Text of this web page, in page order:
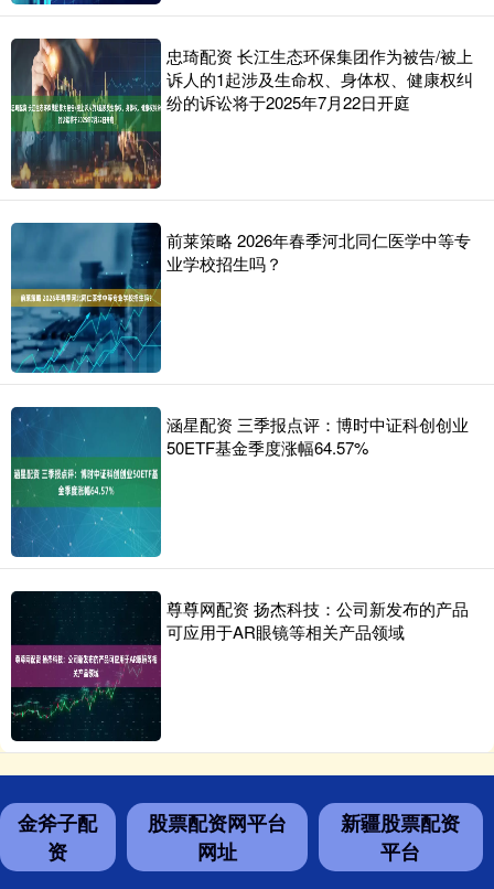
忠琦配资 长江生态环保集团作为被告/被上
诉人的1起涉及生命权、身体权、健康权纠
纷的诉讼将于2025年7月22日开庭
前莱策略 2026年春季河北同仁医学中等专
业学校招生吗？
涵星配资 三季报点评：博时中证科创创业
50ETF基金季度涨幅64.57%
尊尊网配资 扬杰科技：公司新发布的产品
可应用于AR眼镜等相关产品领域
金斧子配
资
股票配资网平台
网址
新疆股票配资
平台